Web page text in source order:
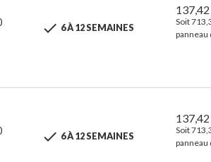
 6 À 12 SEMAINES
Soit
panneau
 6 À 12 SEMAINES
Soit
panneau